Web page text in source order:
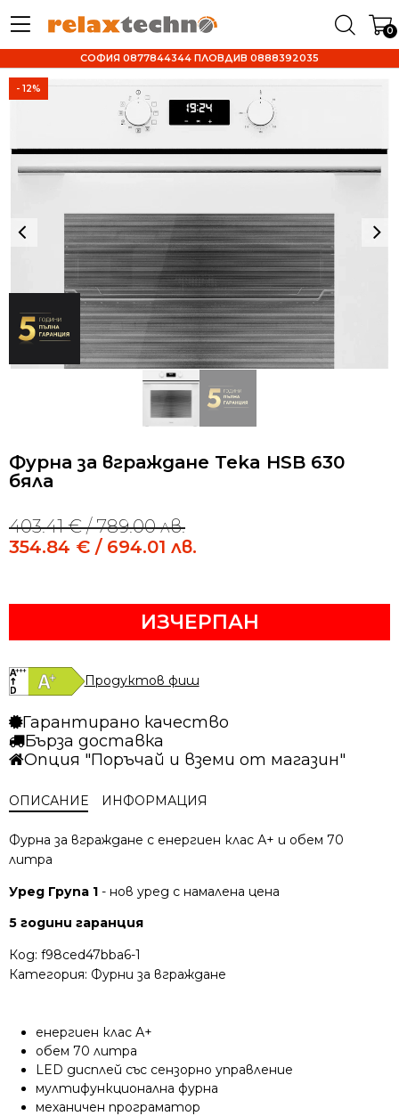
0
СОФИЯ 0877844344 ПЛОВДИВ 0888392035
- 12%
Фурна за вграждане Teka HSB 630
бяла
403.41€/ 789.00 лв.
Original
price
/
354.84 € / 694.01 лв.
Current
price
/
ИЗЧЕРПАН
Продуктов фиш
Гарантирано качество
Бърза доставка
Опция "Поръчай и вземи от магазин"
ОПИСАНИЕ ИНФОРМАЦИЯ
Фурна за вграждане с енергиен клас А+ и обем 70
литра
Уред Група 1 - нов уред с намалена цена
5 години гаранция
Код: f98ced47bba6-1
Категория: Фурни за вграждане
енергиен клас А+
обем 70 литра
LED дисплей със сензорно управление
мултифункционална фурна
механичен програматор